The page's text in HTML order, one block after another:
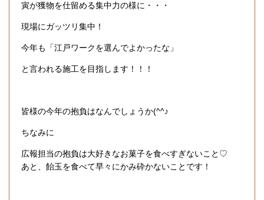
寅が獲物を仕留める集中力の様に・・・
現場にガッツリ集中！
今年も「江戸ワークを選んでよかったな」
と言われる施工を目指します！！！
皆様の今年の抱負はなんでしょうか(^^♪
ちなみに
広報担当の抱負は大好きなお菓子を食べすぎないこと♡
あと、飴玉を食べて早々にかみ砕かないことです！